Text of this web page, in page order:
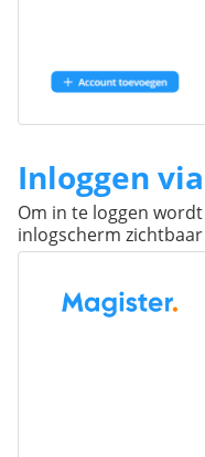
Inloggen
Om in te loggen
inlogscherm